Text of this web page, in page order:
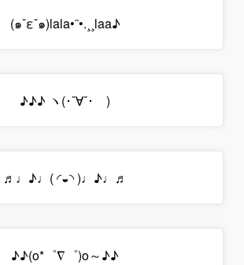
(๑ˇεˇ๑)lala•¨•.¸¸laa♪
♪♪♪ ヽ(･ˇ∀ˇ･ゞ)
♬♩♪♩( ◜◒◝ )♩♪♩♬
♪♪(o*゜∇゜)o～♪♪